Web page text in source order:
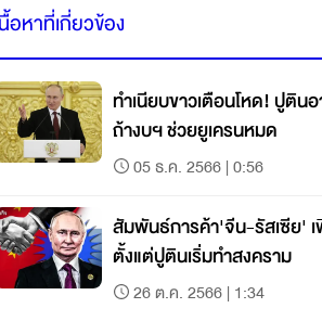
อหาที่เกี่ยวข้อง
ทำเนียบขาวเตือนโหด! ปูติน
ถ้างบฯ ช่วยยูเครนหมด
05 ธ.ค. 2566 | 0:56
สัมพันธ์การค้า'จีน-รัสเซีย' เ
ตั้งแต่ปูตินเริ่มทำสงคราม
26 ต.ค. 2566 | 1:34